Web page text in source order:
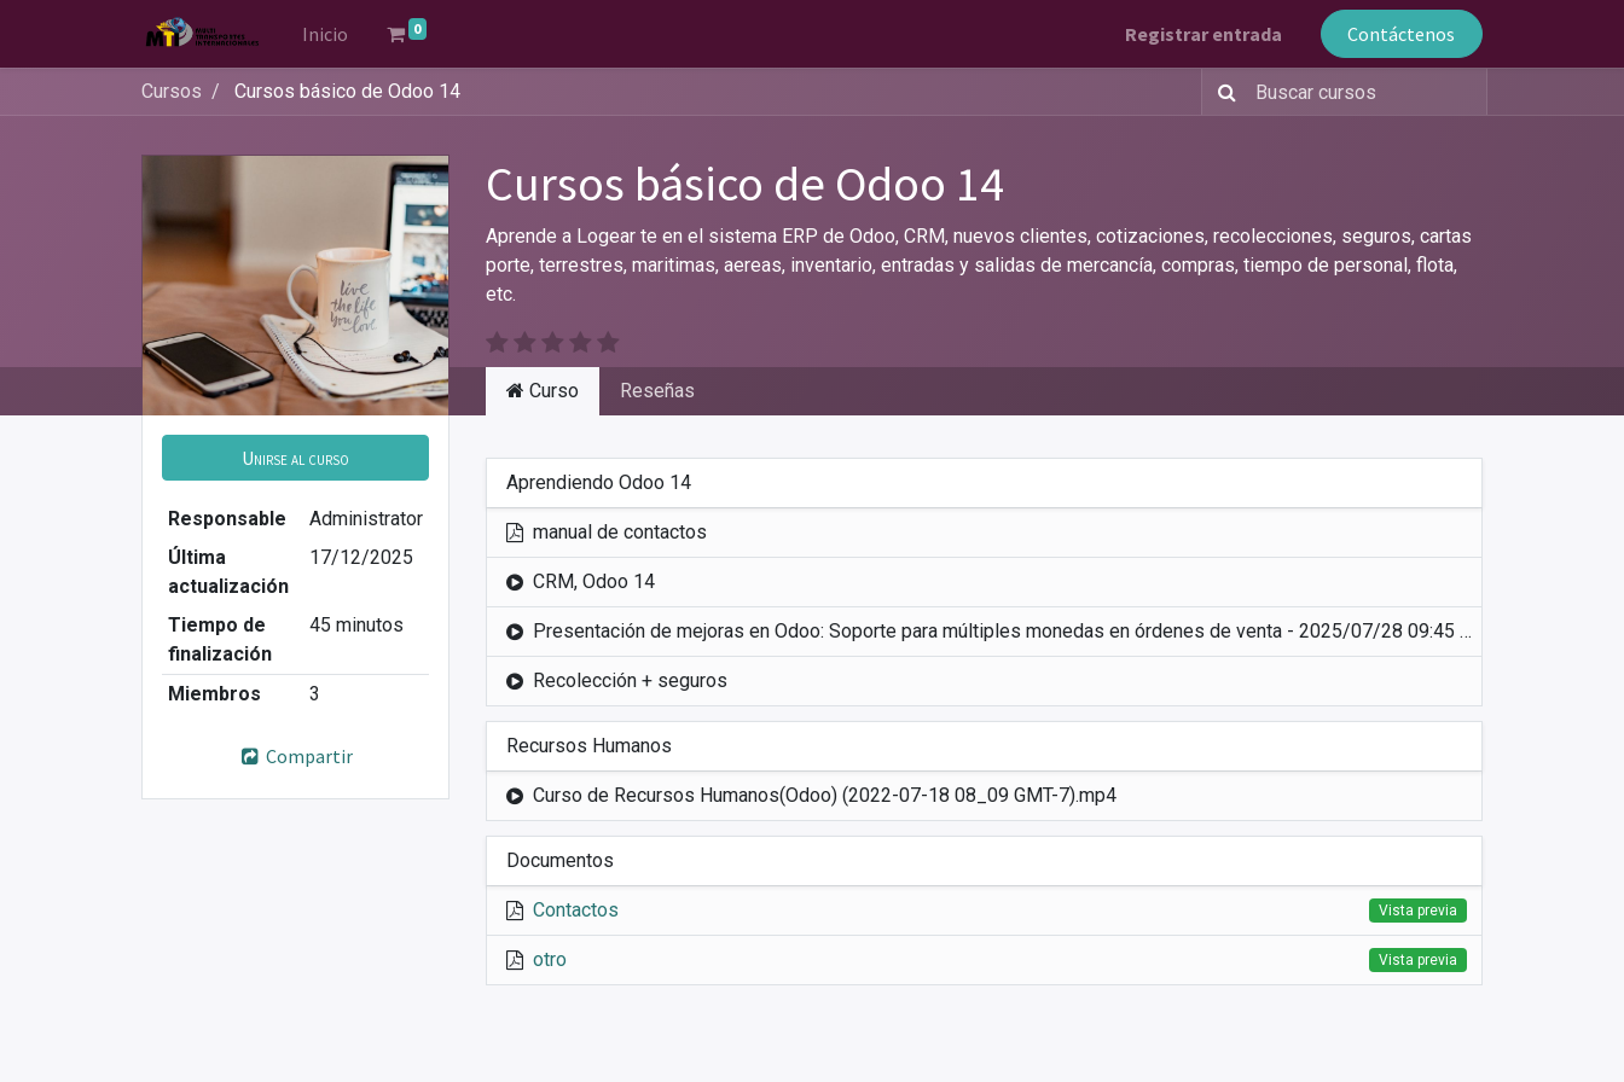
Inicio 0 Registrar entrada Contáctenos
Cursos Cursos básico de Odoo 14
Cursos básico de Odoo 14
Aprende a Logear te en el sistema ERP de Odoo, CRM, nuevos clientes, cotizaciones, recolecciones, seguros, cartas
porte, terrestres, maritimas, aereas, inventario, entradas y salidas de mercancía, compras, tiempo de personal, flota,
etc.
Unirse al curso
Responsable
Administrator
Última
actualización
17/12/2025
Tiempo de
finalización
45 minutos
Miembros 3
Compartir
Curso Reseñas
Aprendiendo Odoo 14
manual de contactos
CRM, Odoo 14
Presentación de mejoras en Odoo: Soporte para múltiples monedas en órdenes de venta - 2025/07/28 09:45 CST - Recording
Recolección + seguros
Recursos Humanos
Curso de Recursos Humanos(Odoo) (2022-07-18 08_09 GMT-7).mp4
Documentos
Contactos Vista previa
otro Vista previa